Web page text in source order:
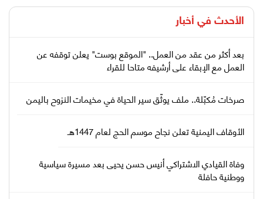
الأحدث في أخبار
بعد أكثر من عقد من العمل.. "الموقع بوست" يعلن توقفه عن
العمل مع الإبقاء على أرشيفه متاحا للقراء
صرخات مُكبّلة.. ملف يوثّق سير الحياة في مخيمات النزوح باليمن
الأوقاف اليمنية تعلن نجاح موسم الحج لعام 1447هـ
وفاة القيادي الاشتراكي أنيس حسن يحيى بعد مسيرة سياسية
ووطنية حافلة